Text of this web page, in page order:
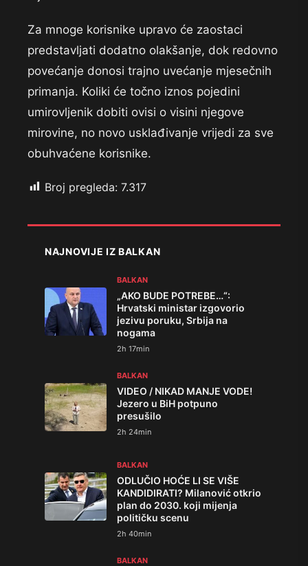
Za mnoge korisnike upravo će zaostaci
predstavljati dodatno olakšanje, dok redovno
povećanje donosi trajno uvećanje mjesečnih
primanja. Koliki će točno iznos pojedini
umirovljenik dobiti ovisi o visini njegove
mirovine, no novo usklađivanje vrijedi za sve
obuhvaćene korisnike.
Broj pregleda: 7.317
NAJNOVIJE IZ BALKAN
BALKAN
„AKO BUDE POTREBE…“:
Hrvatski ministar izgovorio
jezivu poruku, Srbija na
nogama
2h 17min
BALKAN
VIDEO / NIKAD MANJE VODE!
Jezero u BiH potpuno
presušilo
2h 24min
BALKAN
ODLUČIO HOĆE LI SE VIŠE
KANDIDIRATI? Milanović otkrio
plan do 2030. koji mijenja
političku scenu
2h 40min
BALKAN